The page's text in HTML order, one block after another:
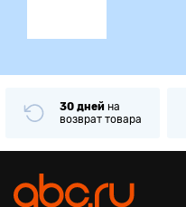
30 дней на
возврат товара